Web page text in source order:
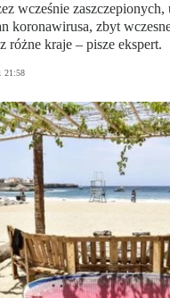
wcześnie zaszczepionych,
koronawirusa, zbyt
różne kraje – pisze ekspert.
21:58